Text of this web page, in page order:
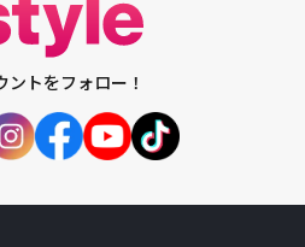
ントをフォロー！